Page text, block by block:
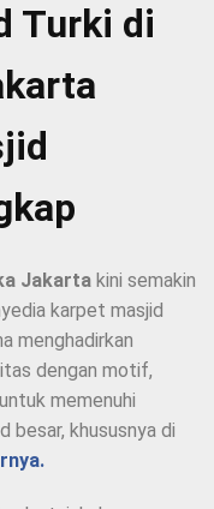
Turki di
Jakarta kini semakin
karpet masjid
menghadirkan
dengan motif,
memenuhi
besar, khususnya di